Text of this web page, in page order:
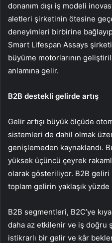
donanım dışı iş modeli
aletleri şirketinin ötesine
deneyimleri birbirine
Smart Lifespan Assays
büyüme motorlarının
anlamına gelir.
B2B destekli gelirde artış
Gelir artışı büyük ölçüde
sistemleri de dahil olmak
genişlemeden kaynaklandı.
yüksek üçüncü çeyrek
olarak gösteriliyor. B2B geliri
toplam gelirin yaklaşık
B2B segmentleri, B2C’ye
daha az etkilenir ve iş doğru
istikrarlı bir gelir ve kâr